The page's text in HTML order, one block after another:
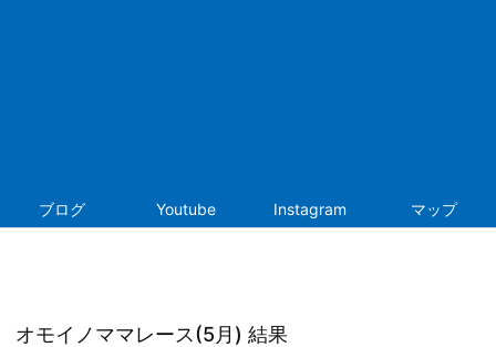
ブログ Youtube Instagram マップ
オモイノママレース(5月) 結果